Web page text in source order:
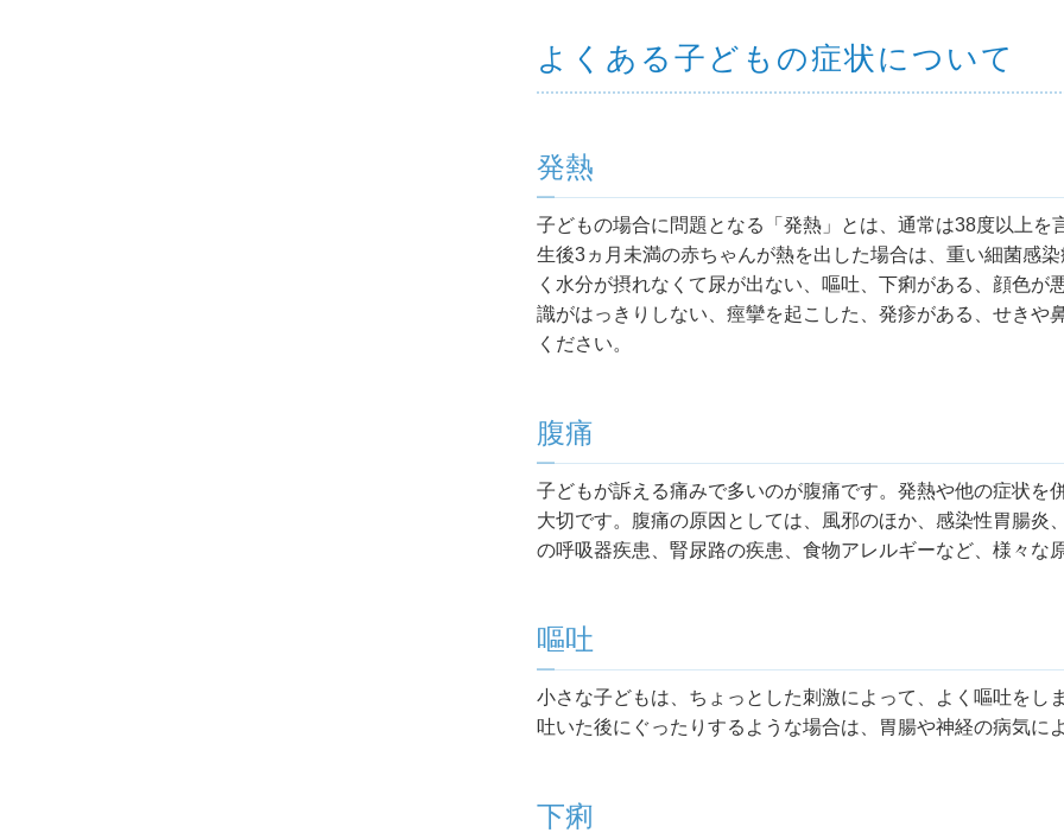
よくある子どもの症状について
発熱
子どもの場合に問題となる「発熱」とは、通常は38度以上を
生後3ヵ月未満の赤ちゃんが熱を出した場合は、重い細菌感
く水分が摂れなくて尿が出ない、嘔吐、下痢がある、顔色が
識がはっきりしない、痙攣を起こした、発疹がある、せきや
ください。
腹痛
子どもが訴える痛みで多いのが腹痛です。発熱や他の症状を
大切です。腹痛の原因としては、風邪のほか、感染性胃腸炎
の呼吸器疾患、腎尿路の疾患、食物アレルギーなど、様々な
嘔吐
小さな子どもは、ちょっとした刺激によって、よく嘔吐をし
吐いた後にぐったりするような場合は、胃腸や神経の病気に
下痢